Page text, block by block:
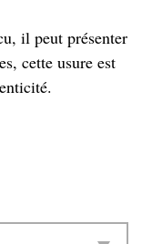
il peut présenter
cette usure est